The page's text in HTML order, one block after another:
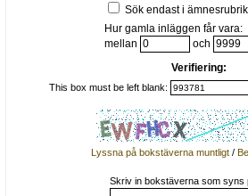
Sök endast i
Hur gamla inläggen får vara:
mellan
och
Verifiering:
This box must be left blank:
Lyssna på bokstäverna muntligt/
Skriv in bokstäverna som syns